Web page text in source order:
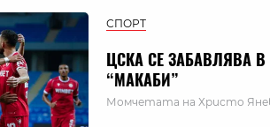
СПОРТ
ЦСКА СЕ ЗАБАВЛЯВА
“МАКАБИ”
Момчетата на Христо